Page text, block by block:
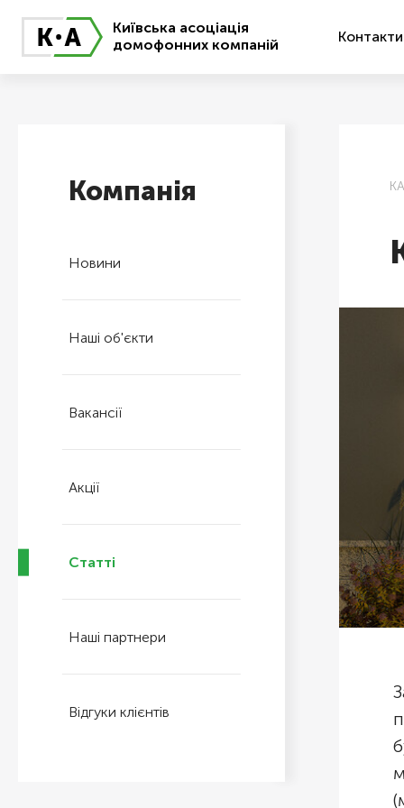
Київська асоціація
домофонних компаній
Контакти
Компанія
Новини
Наші об'єкти
Вакансії
Акції
Статті
Наші партнери
Відгуки клієнтів